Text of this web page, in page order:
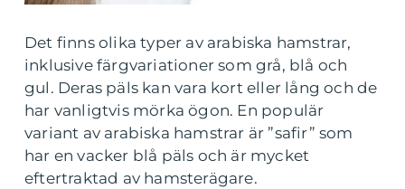
Det finns olika typer av arabiska hamstrar,
inklusive färgvariationer som grå, blå och
gul. Deras päls kan vara kort eller lång och de
har vanligtvis mörka ögon. En populär
variant av arabiska hamstrar är ”safir” som
har en vacker blå päls och är mycket
eftertraktad av hamsterägare.